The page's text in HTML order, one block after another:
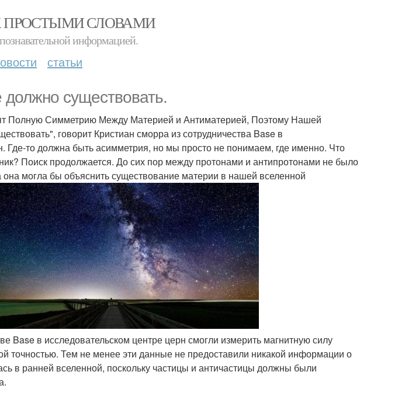
ПРОСТЫМИ СЛОВАМИ
информацией.
статьи
существовать.
Полную Симметрию Между Материей и Антиматерией, Поэтому Нашей
говорит Кристиан сморра из сотрудничества Base в
Где-то должна быть асимметрия, но мы просто не понимаем, где именно. Что
Поиск продолжается. До сих пор между протонами и антипротонами не было
могла бы объяснить существование материи в нашей вселенной
Base в исследовательском центре церн смогли измерить магнитную силу
точностью. Тем не менее эти данные не предоставили никакой информации о
в ранней вселенной, поскольку частицы и античастицы должны были